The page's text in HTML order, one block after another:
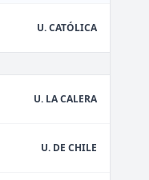
U. CATÓLICA
U. LA CALERA
U. DE CHILE